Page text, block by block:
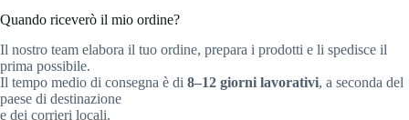
Quando riceverò il mio ordine?
Il nostro team elabora il tuo ordine, prepara i prodotti e li spedisce il
prima possibile.
Il tempo medio di consegna è di 8–12 giorni lavorativi, a seconda del
paese di destinazione
e dei corrieri locali.